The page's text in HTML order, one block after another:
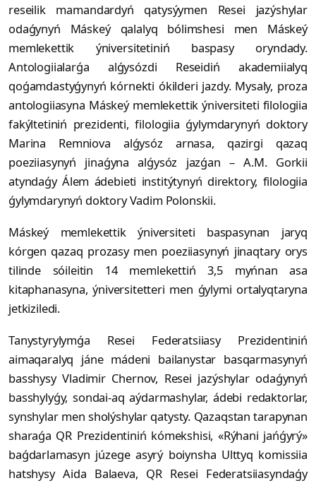
reseilik mamandardyń qatysýymen Resei jazýshylar
odaǵynyń Máskeý qalalyq bólimshesi men Máskeý
memlekettik ýniversitetiniń baspasy oryndady.
Antologiialarǵa alǵysózdi Reseidiń akademiialyq
qoǵamdastyǵynyń kórnekti ókilderi jazdy. Mysaly, proza
antologiiasyna Máskeý memlekettik ýniversiteti filologiia
fakýltetiniń prezidenti, filologiia ǵylymdarynyń doktory
Marina Remniova alǵysóz arnasa, qazirgi qazaq
poeziiasynyń jinaǵyna alǵysóz jazǵan – A.M. Gorkii
atyndaǵy Álem ádebieti institýtynyń direktory, filologiia
ǵylymdarynyń doktory Vadim Polonskii.
Máskeý memlekettik ýniversiteti baspasynan jaryq
kórgen qazaq prozasy men poeziiasynyń jinaqtary orys
tilinde sóileitin 14 memlekettiń 3,5 myńnan asa
kitaphanasyna, ýniversitetteri men ǵylymi ortalyqtaryna
jetkiziledi.
Tanystyrylymǵa Resei Federatsiiasy Prezidentiniń
aimaqaralyq jáne mádeni bailanystar basqarmasynyń
basshysy Vladimir Chernov, Resei jazýshylar odaǵynyń
basshylyǵy, sondai-aq aýdarmashylar, ádebi redaktorlar,
synshylar men sholýshylar qatysty. Qazaqstan tarapynan
sharaǵa QR Prezidentiniń kómekshisi, «Rýhani jańǵyrý»
baǵdarlamasyn júzege asyrý boiynsha Ulttyq komissiia
hatshysy Aida Balaeva, QR Resei Federatsiiasyndaǵy